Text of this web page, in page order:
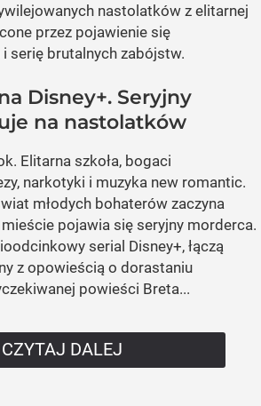
nastolatków z elitarnej
przez pojawienie się
serię brutalnych zabójstw.
Disney+. Seryjny
na nastolatków
Elitarna szkoła, bogaci
narkotyki i muzyka new romantic.
młodych bohaterów zaczyna
pojawia się seryjny morderca.
serial Disney+, łączą
z opowieścią o dorastaniu
powieści Breta...
CZYTAJ DALEJ